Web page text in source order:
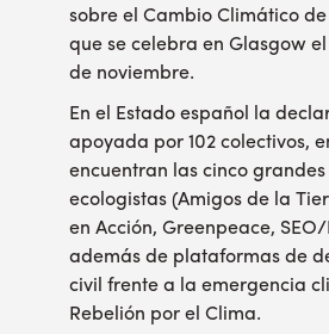
sobre el Cambio Climático de
que se celebra en Glasgow
de noviembre.
En el Estado español la
apoyada por 102 colectivos,
encuentran las cinco
ecologistas (Amigos de la
en Acción, Greenpeace, SEO/
además de plataformas de
civil frente a la emergencia
Rebelión por el Clima.